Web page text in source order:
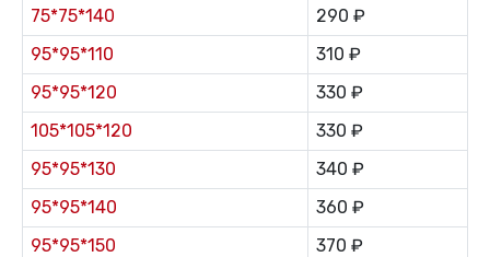
75*75*140
290 ₽
95*95*110
310 ₽
95*95*120
330 ₽
105*105*120
330 ₽
95*95*130
340 ₽
95*95*140
360 ₽
95*95*150
370 ₽